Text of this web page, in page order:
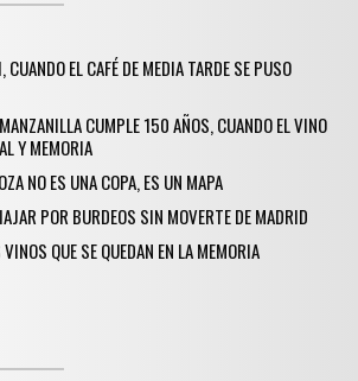
EL CAFÉ DE MEDIA TARDE SE PUSO
CUMPLE 150 AÑOS, CUANDO EL VINO
Y MEMORIA
NO ES UNA COPA, ES UN MAPA
POR BURDEOS SIN MOVERTE DE MADRID
QUE SE QUEDAN EN LA MEMORIA